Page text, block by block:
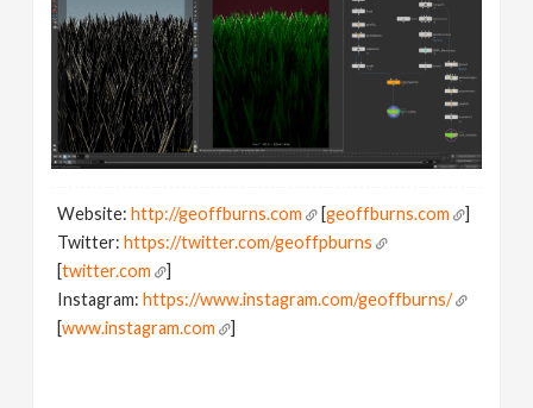
Website:http://geoffburns.com [geoffburns.com
]
Twitter:https://twitter.com/geoffpburns
[twitter.com
]
Instagram:https://www.instagram.com/geoffburns/
[www.instagram.com ]